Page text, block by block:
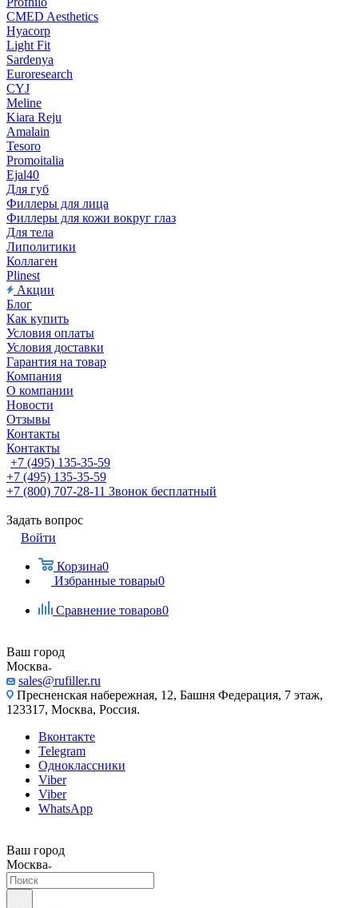
CMED Aesthetics
Hyacorp
Light Fit
Sardenya
Euroresearch
CYJ
Meline
Kiara Reju
Amalain
Tesoro
Promoitalia
Ejal40
Для губ
Филлеры для лица
Филлеры для кожи вокруг глаз
Для тела
Липолитики
Коллаген
Plinest
Акции
Блог
Как купить
Условия оплаты
Условия доставки
Гарантия на товар
Компания
О компании
Новости
Отзывы
Контакты
Контакты
+7 (495) 135-35-59
+7 (495) 135-35-59
+7 (800) 707-28-11 Звонок бесплатный
Задать вопрос
Войти
Корзина0
Избранные товары0
Сравнение товаров0
Ваш город
Москва
sales@rufiller.ru
Пресненская набережная, 12, Башня Федерация, 7 этаж,
123317, Москва, Россия.
Вконтакте
Telegram
Одноклассники
Viber
Viber
WhatsApp
Ваш город
Москва